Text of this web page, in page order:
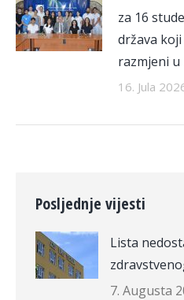
za 16
država
razmjeni u
16. Jula
Posljednje vijesti
Lista
7. Augusta